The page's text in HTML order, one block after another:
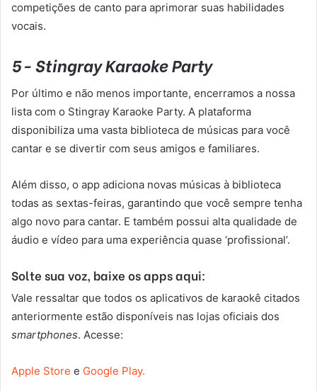
competições de canto para aprimorar suas habilidades
vocais.
5- Stingray Karaoke Party
Por último e não menos importante, encerramos a nossa
lista com o Stingray Karaoke Party. A plataforma
disponibiliza uma vasta biblioteca de músicas para você
cantar e se divertir com seus amigos e familiares.
Além disso, o app adiciona novas músicas à biblioteca
todas as sextas-feiras, garantindo que você sempre tenha
algo novo para cantar. E também possui alta qualidade de
áudio e vídeo para uma experiência quase ‘profissional’.
Solte sua voz, baixe os apps aqui:
Vale ressaltar que todos os aplicativos de karaokê citados
anteriormente estão disponíveis nas lojas oficiais dos
smartphones. Acesse:
Apple Store e Google Play.